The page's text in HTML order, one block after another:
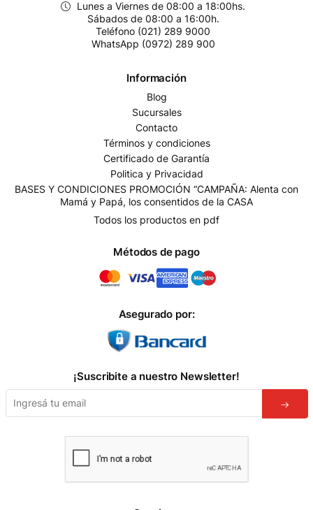
Lunes a Viernes de 08:00 a 18:00hs.
Sábados de 08:00 a 16:00h.
Teléfono (021) 289 9000
WhatsApp (0972) 289 900
Información
Blog
Sucursales
Contacto
Términos y condiciones
Certificado de Garantía
Politica y Privacidad
BASES Y CONDICIONES PROMOCIÓN “CAMPAÑA: Alenta con
Mamá y Papá, los consentidos de la CASA
Todos los productos en pdf
Métodos de pago
Asegurado por:
¡Suscribite a nuestro Newsletter!